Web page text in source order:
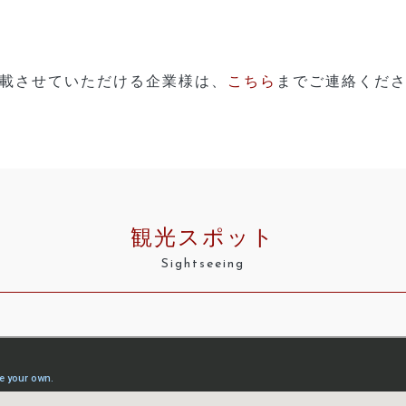
させていただける企業様は、 こちら までご連絡くだ
観光スポット
Sightseeing